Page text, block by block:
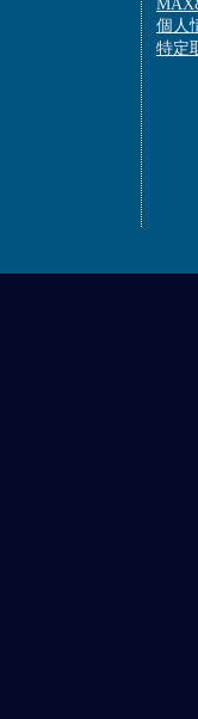
個人
特定